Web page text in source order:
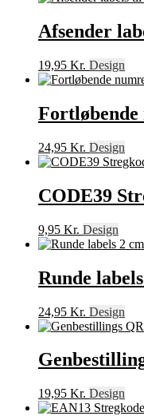
Afsender
19,95 Kr. Design
Fortløbende
24,95 Kr. Design
CODE39
9,95 Kr. Design
Runde
24,95 Kr. Design
19,95 Kr. Design